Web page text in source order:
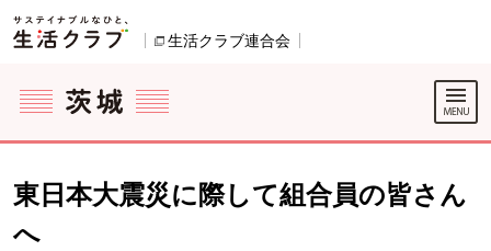
ページの先頭です。
生活クラブ連合会
ここからサイト内共通メニューです。
サイト内共通メニューをスキップする
サイト内共通メニューここまで。
東日本大震災に際して組合員の皆さん
へ